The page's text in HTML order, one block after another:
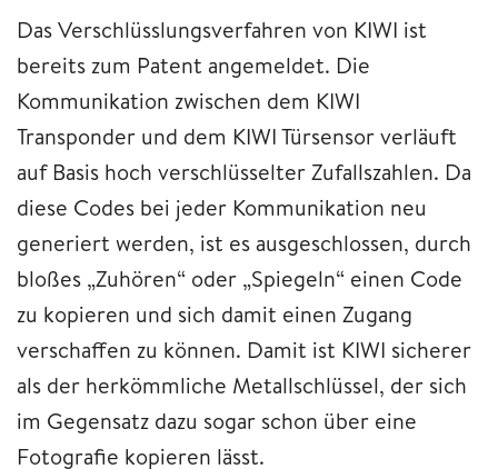
Das Verschlüsslungsverfahren von KIWI ist
bereits zum Patent angemeldet. Die
Kommunikation zwischen dem KIWI
Transponder und dem KIWI Türsensor verläuft
auf Basis hoch verschlüsselter Zufallszahlen. Da
diese Codes bei jeder Kommunikation neu
generiert werden, ist es ausgeschlossen, durch
bloßes „Zuhören“ oder „Spiegeln“ einen Code
zu kopieren und sich damit einen Zugang
verschaffen zu können. Damit ist KIWI sicherer
als der herkömmliche Metallschlüssel, der sich
im Gegensatz dazu sogar schon über eine
Fotografie kopieren lässt.